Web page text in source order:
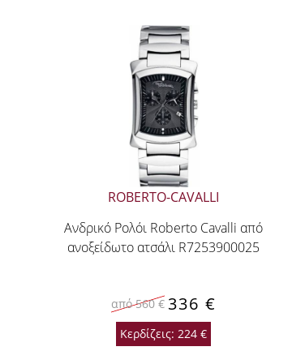
ROBERTO-CAVALLI
Ανδρικό Ρολόι Roberto Cavalli από
ανοξείδωτο ατσάλι R7253900025
από 560 € 336 €
Κερδίζεις: 224 €